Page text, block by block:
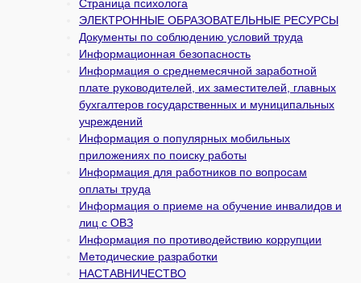
Страница психолога
ЭЛЕКТРОННЫЕ ОБРАЗОВАТЕЛЬНЫЕ РЕСУРСЫ
Документы по соблюдению условий труда
Информационная безопасность
Информация о среднемесячной заработной
плате руководителей, их заместителей, главных
бухгалтеров государственных и муни­ципальных
учреждений
Информация о популярных мобильных
приложениях по поиску работы
Информация для работников по вопросам
оплаты труда
Информация о приеме на обучение инвалидов и
лиц с ОВЗ
Информация по противодействию коррупции
Методические разработки
НАСТАВНИЧЕСТВО